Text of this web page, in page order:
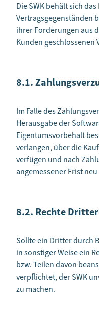
Die SWK behält sich
Vertragsgegenständen
ihrer Forderungen aus
Kunden geschlossenen
8.1.
Im Falle des
Herausgabe der
Eigentumsvorbehalt
verlangen, über die
verfügen und nach
angemessener Frist
8.2. Rechte Dritter
Sollte ein Dritter durch
in sonstiger Weise ein
bzw. Teilen davon
verpflichtet, der SWK
zu machen.